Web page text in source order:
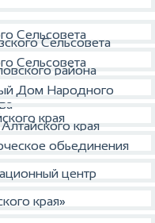
Сельсовета
района
Дом Народного
края
обьединения
центр
края»